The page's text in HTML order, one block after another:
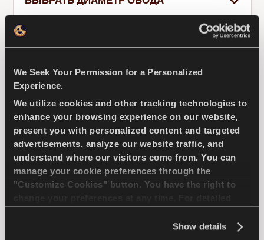
We Seek Your Permission for a Personalized
Experience.
We utilize cookies and other tracking technologies to
enhance your browsing experience on our website,
present you with personalized content and targeted
advertisements, analyze our website traffic, and
understand where our visitors come from. You can
manage your cookie preferences through the
"Customize Cookies" button. You have the right to
Show details
Советы по вождению по снегу
Подробнее
GREENWAYS
Естественный отбор - экономия вождения для
вашего компактного легкового автомобиля